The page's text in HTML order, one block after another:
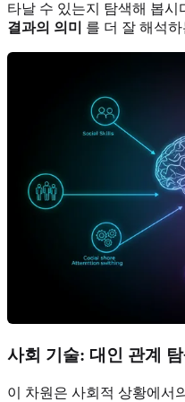
타날 수 있는지 탐색해 봅시
결과의 의미
를 더 잘 해석
사회 기술: 대인 관계 탐
이 차원은 사회적 상황에서